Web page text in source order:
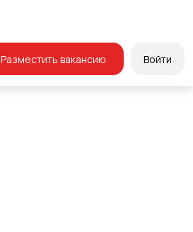
Разместить вакансию Войти